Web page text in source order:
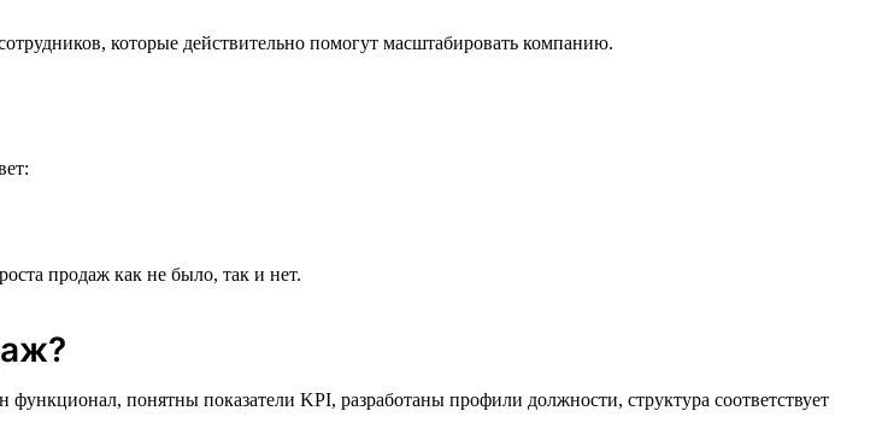
которые действительно помогут масштабировать компанию.
продаж как не было, так и нет.
понятны показатели KPI, разработаны профили должности, структура соответствует